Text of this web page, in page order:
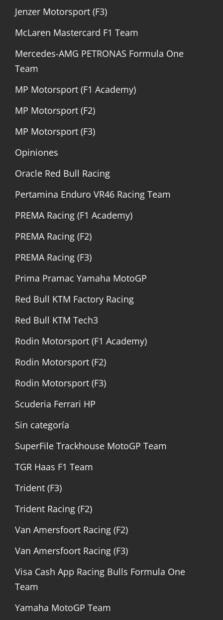
Jenzer Motorsport (F3)
McLaren Mastercard F1 Team
Mercedes-AMG PETRONAS Formula One
Team
MP Motorsport (F1 Academy)
MP Motorsport (F2)
MP Motorsport (F3)
Opiniones
Oracle Red Bull Racing
Pertamina Enduro VR46 Racing Team
PREMA Racing (F1 Academy)
PREMA Racing (F2)
PREMA Racing (F3)
Prima Pramac Yamaha MotoGP
Red Bull KTM Factory Racing
Red Bull KTM Tech3
Rodin Motorsport (F1 Academy)
Rodin Motorsport (F2)
Rodin Motorsport (F3)
Scuderia Ferrari HP
Sin categoría
SuperFile Trackhouse MotoGP Team
TGR Haas F1 Team
Trident (F3)
Trident Racing (F2)
Van Amersfoort Racing (F2)
Van Amersfoort Racing (F3)
Visa Cash App Racing Bulls Formula One
Team
Yamaha MotoGP Team